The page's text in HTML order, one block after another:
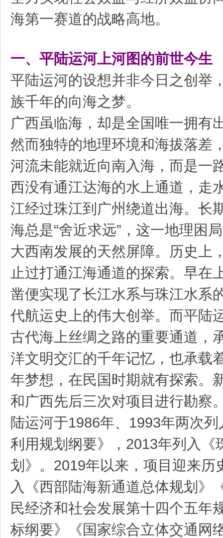
海第一赛道的战略高地。
一、平陆运河上河图的前世今生
平陆运河的设想并非今日之创举
族千年的向海之梦。
广西虽临海，却是全国唯一拥有
然而独特的地理环境和海拔落差
河流未能就近向南入海，而是一
西没有通江达海的水上通道，走
江经过珠江到广州绕道出海。长
海总是“舍近求远”，这一地理困
大西南发展的天然屏障。历史上
止过打通江海通道的探索。早在
凿便实现了长江水系与珠江水系
代航运史上的伟大创举。而平陆
古代海上丝绸之路的重要通道，
洋文明交汇的千年记忆，也承载
年梦想，在民国时期就有探索。
和广西先后三次对项目进行勘察
陆运河于1986年、1993年两次
利用规划纲要》，2013年列入《
划》。2019年以来，项目迎来
入《西部陆海新通道总体规划》
民经济和社会发展第十四个五年
标纲要》《国家综合立体交通网